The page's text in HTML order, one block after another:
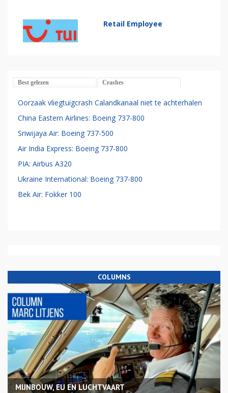
Retail Employee
Best gelezen Crashes
Oorzaak vliegtuigcrash Calandkanaal niet te achterhalen
China Eastern Airlines: Boeing 737-800
Sriwijaya Air: Boeing 737-500
Air India Express: Boeing 737-800
PIA: Airbus A320
Ukraine International: Boeing 737-800
Bek Air: Fokker 100
COLUMNS
MIJNBOUW, EU EN LUCHTVAART